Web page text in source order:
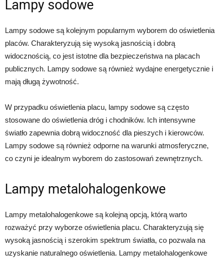
Lampy sodowe
Lampy sodowe są kolejnym popularnym wyborem do oświetlenia
placów. Charakteryzują się wysoką jasnością i dobrą
widocznością, co jest istotne dla bezpieczeństwa na placach
publicznych. Lampy sodowe są również wydajne energetycznie i
mają długą żywotność.
W przypadku oświetlenia placu, lampy sodowe są często
stosowane do oświetlenia dróg i chodników. Ich intensywne
światło zapewnia dobrą widoczność dla pieszych i kierowców.
Lampy sodowe są również odporne na warunki atmosferyczne,
co czyni je idealnym wyborem do zastosowań zewnętrznych.
Lampy metalohalogenkowe
Lampy metalohalogenkowe są kolejną opcją, którą warto
rozważyć przy wyborze oświetlenia placu. Charakteryzują się
wysoką jasnością i szerokim spektrum światła, co pozwala na
uzyskanie naturalnego oświetlenia. Lampy metalohalogenkowe